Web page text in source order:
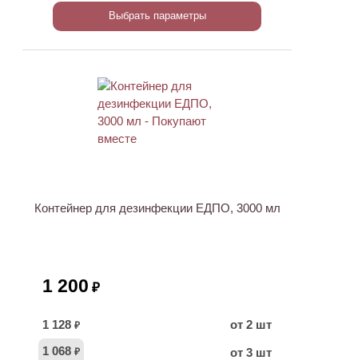
Выбрать параметры
Контейнер для дезинфекции ЕДПО, 3000 мл
1 200 ₽
1 128 ₽
от 2 шт
1 068 ₽ от 3 шт